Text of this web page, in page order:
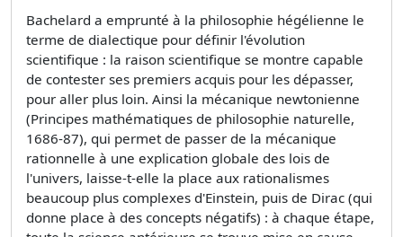
Bachelard a emprunté à la philosophie hégélienne le
terme de dialectique pour définir l'évolution
scientifique : la raison scientifique se montre capable
de contester ses premiers acquis pour les dépasser,
pour aller plus loin. Ainsi la mécanique newtonienne
(Principes mathématiques de philosophie naturelle,
1686-87), qui permet de passer de la mécanique
rationnelle à une explication globale des lois de
l'univers, laisse-t-elle la place aux rationalismes
beaucoup plus complexes d'Einstein, puis de Dirac (qui
donne place à des concepts négatifs) : à chaque étape,